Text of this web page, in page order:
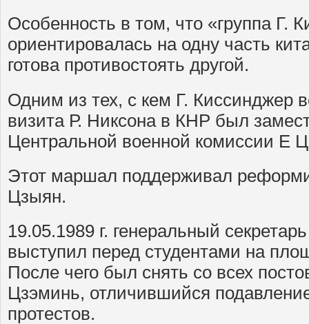
Особенность в том, что «группа Г.
ориентировалась на одну часть
готова противостоять другой.
Одним из тех, с кем Г. Киссинджер
визита Р. Никсона в КНР был
Центральной военной комиссии Е
Этот маршал поддерживал
Цзыян.
19.05.1989 г. генеральный
выступил перед студентами на
После чего был снять со всех
Цзэминь, отличившийся
протестов.